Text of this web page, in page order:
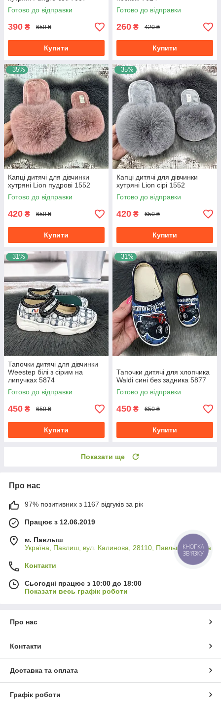
Готово до відправки
390 ₴ 650 ₴
Купити
Готово до відправки
260 ₴ 420 ₴
Купити
–35%
Капці дитячі для дівчинки
хутряні Lion пудрові 1552
Готово до відправки
420 ₴ 650 ₴
Купити
–35%
Капці дитячі для дівчинки
хутряні Lion сірі 1552
Готово до відправки
420 ₴ 650 ₴
Купити
–31%
Тапочки дитячі для дівчинки
Weestep білі з сірим на
липучках 5874
Готово до відправки
450 ₴ 650 ₴
Купити
–31%
Тапочки дитячі для хлопчика
Waldi сині без задника 5877
Готово до відправки
450 ₴ 650 ₴
Купити
Показати ще
Про нас
97% позитивних з 1167 відгуків за рік
Працює з 12.06.2019
м. Павлыш
Україна, Павлиш, вул. Калинова, 28110, Павлыш, Україна
Контакти
Сьогодні працює з 10:00 до 18:00
Показати весь графік роботи
Про нас
Контакти
Доставка та оплата
Графік роботи
КНОПКА
ЗВ'ЯЗКУ